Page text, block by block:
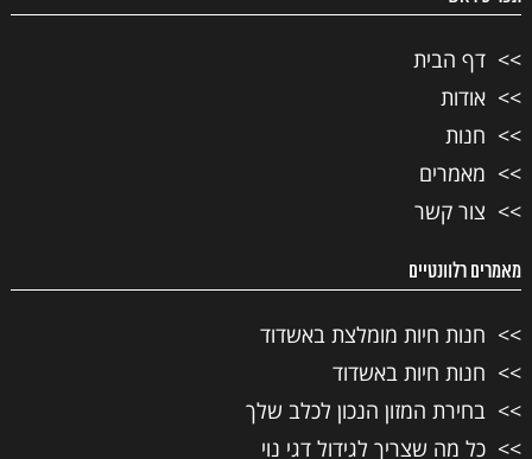
דף הבית
אודות
חנות
מאמרים
צור קשר
מאמרים רלוונטיים
חנות חיות מומלצת באשדוד
חנות חיות באשדוד
בחירת המזון הנכון לכלב שלך
כל מה שצריך לגידול דגי נוי